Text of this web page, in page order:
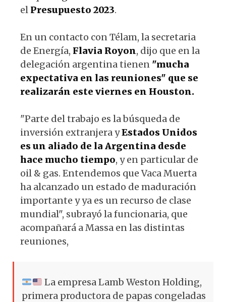
el Presupuesto 2023.
En un contacto con Télam, la secretaria
de Energía, Flavia Royon, dijo que en la
delegación argentina tienen "mucha
expectativa en las reuniones" que se
realizarán este viernes en Houston.
"Parte del trabajo es la búsqueda de
inversión extranjera yEstados Unidos
es un aliado de la Argentina desde
hace mucho tiempo, y en particular de
oil & gas. Entendemos que Vaca Muerta
ha alcanzado un estado de maduración
importante y ya es un recurso de clase
mundial", subrayó la funcionaria, que
acompañará a Massa en las distintas
reuniones,
La empresa Lamb Weston Holding,
primera productora de papas congeladas